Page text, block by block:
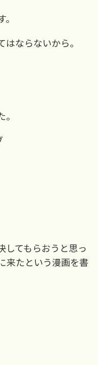
ならないから。
してもらおうと思っ
来たという漫画を書